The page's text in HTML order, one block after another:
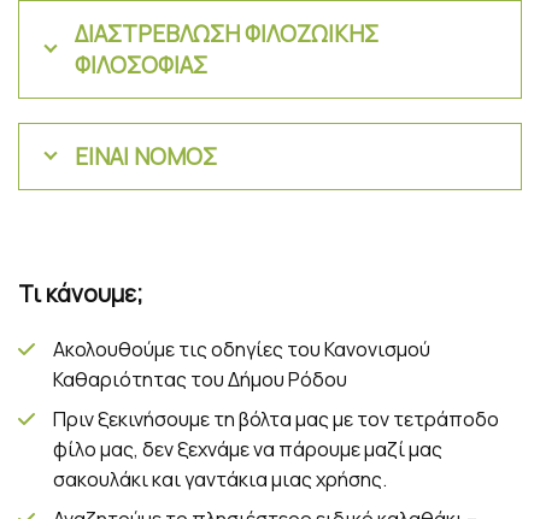
ΔΙΑΣΤΡEΒΛΩΣΗ ΦΙΛΟΖΩΙΚΗΣ
ΦΙΛΟΣΟΦΙΑΣ
ΕΙΝΑΙ ΝΟΜΟΣ
Τι κάνουμε;
Ακολουθούμε τις οδηγίες του Κανονισμού
Καθαριότητας του Δήμου Ρόδου
Πριν ξεκινήσουμε τη βόλτα μας με τον τετράποδο
φίλο μας, δεν ξεχνάμε να πάρουμε μαζί μας
σακουλάκι και γαντάκια μιας χρήσης.